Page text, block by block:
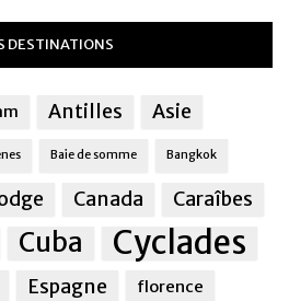
DESTINATIONS
Antilles
Asie
Baie de somme Bangkok
Canada Caraîbes
Cuba Cyclades
Espagne florence